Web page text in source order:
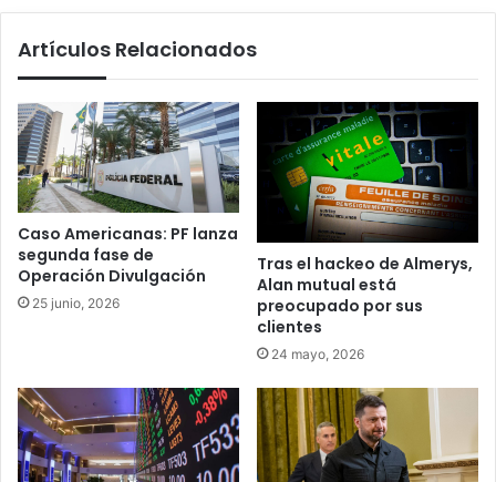
Artículos Relacionados
Caso Americanas: PF lanza
segunda fase de
Operación Divulgación
25 junio, 2026
Tras el hackeo de Almerys,
Alan mutual está
preocupado por sus
clientes
24 mayo, 2026